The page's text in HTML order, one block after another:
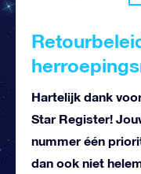
Hartelijk dank
Star Register!
nummer één
dan ook niet